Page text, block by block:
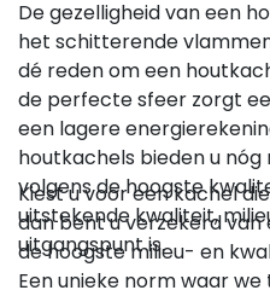
De gezelligheid van een
het schitterende
dé reden om een
de perfecte sfeer zorgt
een lagere
houtkachels bieden u nóg
volgens de hoogste
uitstekende kwaliteit,
uitgangspunt is.
Kiest u voor een kachel
dan bent u verzekerd
de hoogste milieu- en
Een unieke norm waar we